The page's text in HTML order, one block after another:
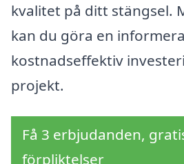
kvalitet på ditt stängsel.
kan du göra en
kostnadseffektiv
projekt.
Få 3 erbjudanden,
förpliktelser